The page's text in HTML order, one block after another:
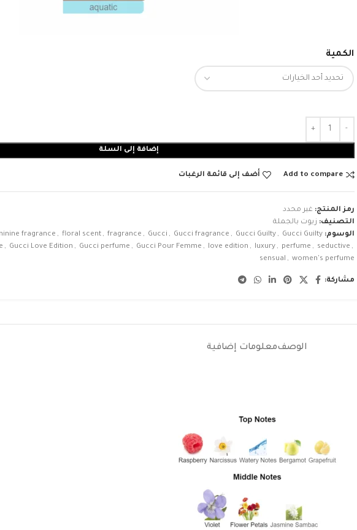
الكمية
إضافة إلى السلة
Add to compare أضف إلى قائمة الرغبات
رمز المنتج: غير محدد
التصنيف: زيوت بالجملة
الوسوم:
fragrance , floral scent , fragrance , Gucci , Gucci fragrance , Gucci Guilty , Gucci Guilty
, Gucci Love Edition , Gucci perfume , Gucci Pour Femme , love edition , luxury , perfume , seductive ,
sensual , women's perfume
مشاركة:
الوصفمعلومات إضافية